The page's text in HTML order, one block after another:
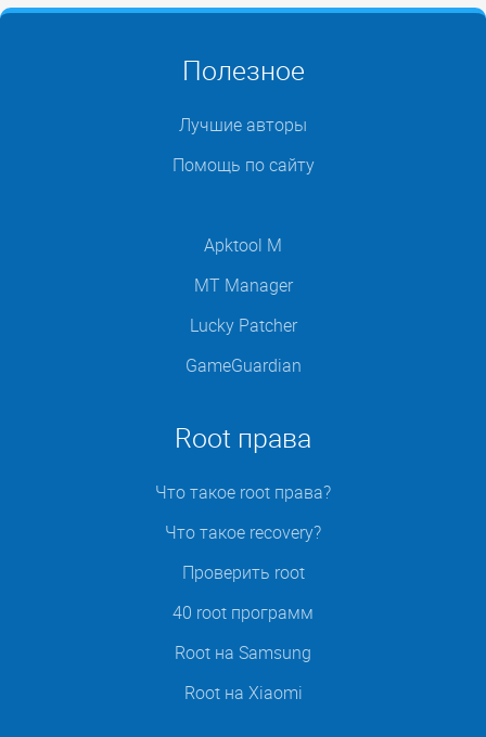
Полезное
Лучшие авторы
Помощь по сайту
Apktool M
MT Manager
Lucky Patcher
GameGuardian
Root права
Что такое root права?
Что такое recovery?
Проверить root
40 root программ
Root на Samsung
Root на Xiaomi